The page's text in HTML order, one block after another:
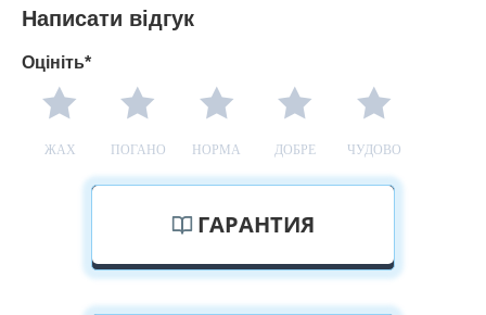
Написати відгук
Оцініть*
ЖАХ ПОГАНО НОРМА ДОБРЕ ЧУДОВО
ГАРАНТИЯ